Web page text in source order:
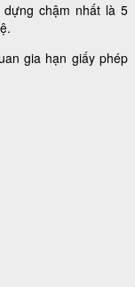
chậm nhất là 5
gia hạn giấy phép